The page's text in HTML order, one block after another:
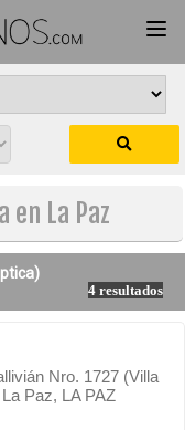
en La Paz
4 resultados
Nro. 1727 (Villa
Paz, LA PAZ